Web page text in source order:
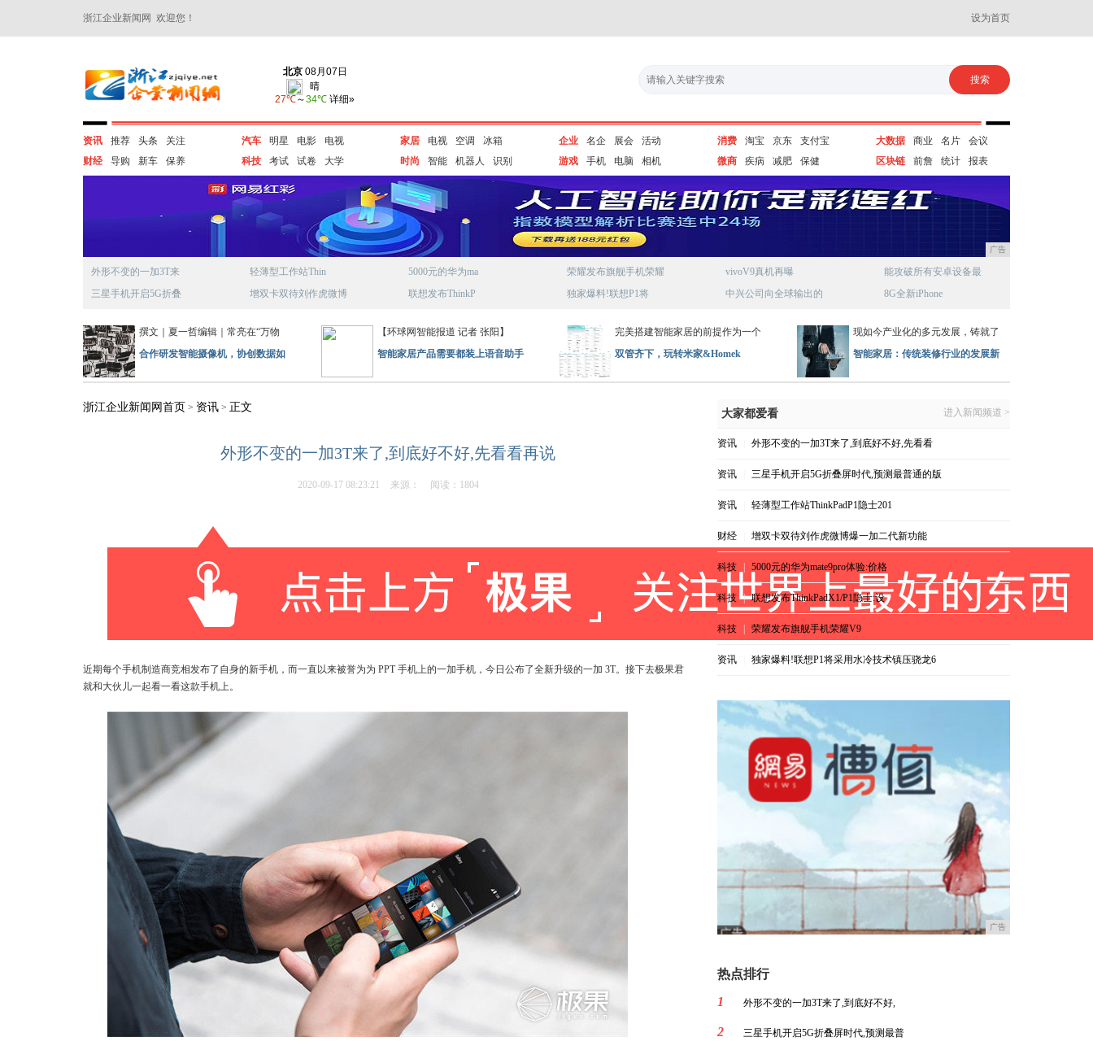
浙江企业新闻网 欢迎您！ 设为首页
资讯 推荐 头条
关注
财经
导购 新车 保养
汽车 明星 电影
电视
科技
考试 试卷 大学
家居 电视 空调
冰箱
时尚
智能 机器人 识别
企业 名企 展会
活动
游戏
手机 电脑 相机
消费 淘宝 京东
支付宝
微商
疾病 减肥 保健
大数据 商业 名片
会议
区块链
前詹 统计 报表
广告
外形不变的一加3T来
三星手机开启5G折叠
轻薄型工作站Thin
增双卡双待刘作虎微博
5000元的华为ma
联想发布ThinkP
荣耀发布旗舰手机荣耀
独家爆料!联想P1将
vivoV9真机再曝
中兴公司向全球输出的
能攻破所有安卓设备最
8G全新iPhone
撰文｜夏一哲编辑｜常亮在“万物
合作研发智能摄像机，协创数据如
【环球网智能报道 记者 张阳】
智能家居产品需要都装上语音助手
完美搭建智能家居的前提作为一个
双管齐下，玩转米家&Homek
现如今产业化的多元发展，铸就了
智能家居：传统装修行业的发展新
浙江企业新闻网首页 > 资讯 > 正文
外形不变的一加3T来了,到底好不好,先看看再说
2020-09-17 08:23:21 来源： 阅读：1804
近期每个手机制造商竞相发布了自身的新手机，而一直以来被誉为为 PPT 手机上的一加手机，今日公布了全新升级的一加 3T。接下去极果君
就和大伙儿一起看一看这款手机上。
大家都爱看 进入新闻频道 >
资讯 外形不变的一加3T来了,到底好不好,先看看
资讯 三星手机开启5G折叠屏时代,预测最普通的版
资讯 轻薄型工作站ThinkPadP1隐士201
财经 增双卡双待刘作虎微博爆一加二代新功能
科技 5000元的华为mate9pro体验:价格
科技 | 联想发布ThinkPadX1/P1隐士:设
科技 荣耀发布旗舰手机荣耀V9
资讯 独家爆料!联想P1将采用水冷技术镇压骁龙6
广告
热点排行
1
外形不变的一加3T来了,到底好不好,
2 三星手机开启5G折叠屏时代,预测最普